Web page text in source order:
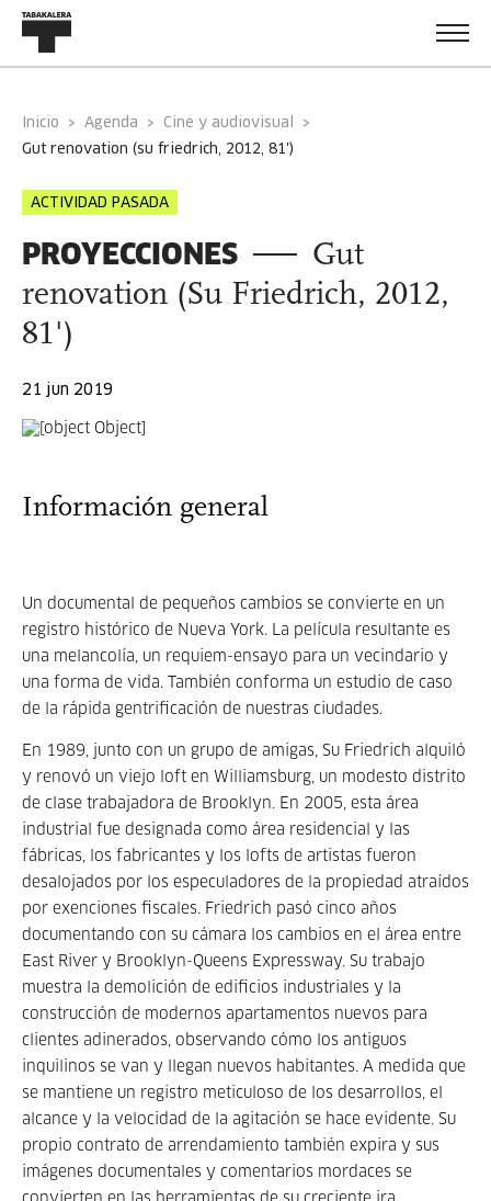
Inicio Agenda
Cine y audiovisual
gut renovation (su friedrich, 2012, 81')
ACTIVIDAD PASADA
PROYECCIONES
Gut
renovation (Su Friedrich, 2012,
81')
21 jun 2019
Información general
Un documental de pequeños cambios se convierte en un
registro histórico de Nueva York. La película resultante es
una melancolía, un requiem-ensayo para un vecindario y
una forma de vida. También conforma un estudio de caso
de la rápida gentrificación de nuestras ciudades.
En 1989, junto con un grupo de amigas, Su Friedrich alquiló
y renovó un viejo loft en Williamsburg, un modesto distrito
de clase trabajadora de Brooklyn. En 2005, esta área
industrial fue designada como área residencial y las
fábricas, los fabricantes y los lofts de artistas fueron
desalojados por los especuladores de la propiedad atraídos
por exenciones fiscales. Friedrich pasó cinco años
documentando con su cámara los cambios en el área entre
East River y Brooklyn-Queens Expressway. Su trabajo
muestra la demolición de edificios industriales y la
construcción de modernos apartamentos nuevos para
clientes adinerados, observando cómo los antiguos
inquilinos se van y llegan nuevos habitantes. A medida que
se mantiene un registro meticuloso de los desarrollos, el
alcance y la velocidad de la agitación se hace evidente. Su
propio contrato de arrendamiento también expira y sus
imágenes documentales y comentarios mordaces se